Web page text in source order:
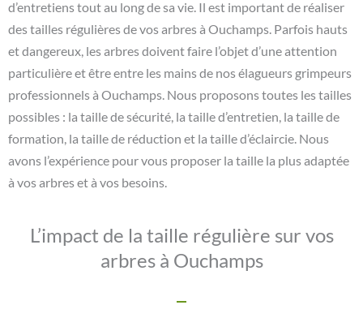
d’entretiens tout au long de sa vie. Il est important de réaliser
des tailles régulières de vos arbres à Ouchamps. Parfois hauts
et dangereux, les arbres doivent faire l’objet d’une attention
particulière et être entre les mains de nos élagueurs grimpeurs
professionnels à Ouchamps. Nous proposons toutes les tailles
possibles : la taille de sécurité, la taille d’entretien, la taille de
formation, la taille de réduction et la taille d’éclaircie. Nous
avons l’expérience pour vous proposer la taille la plus adaptée
à vos arbres et à vos besoins.
L’impact de la taille régulière sur vos
arbres à Ouchamps